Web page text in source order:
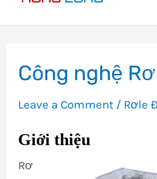
Công nghệ
Leave a Comment / Rơle
Giới thiệu
Rơ